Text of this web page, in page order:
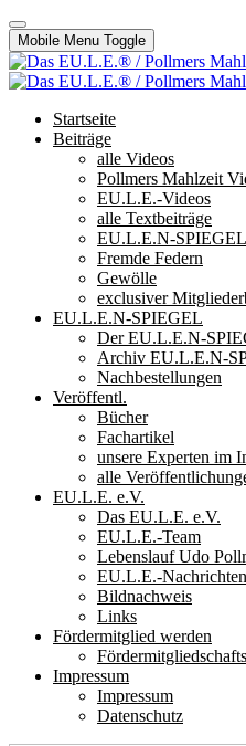
Mobile Menu Toggle
Startseite
Beiträge
alle Videos
Pollmers Mahlzeit
EU.L.E.-Videos
alle Textbeiträge
EU.L.E.N-
Fremde Federn
Gewölle
exclusiver
EU.L.E.N-SPIEGEL
Der EU.L.E.N-
Archiv EU.L.E.N-
Nachbestellungen
Veröffentl.
Bücher
Fachartikel
unsere Experten im
alle
EU.L.E. e.V.
Das EU.L.E. e.V.
EU.L.E.-Team
Lebenslauf Udo
EU.L.E.-Nachrichten
Bildnachweis
Links
Fördermitglied werden
Impressum
Impressum
Datenschutz